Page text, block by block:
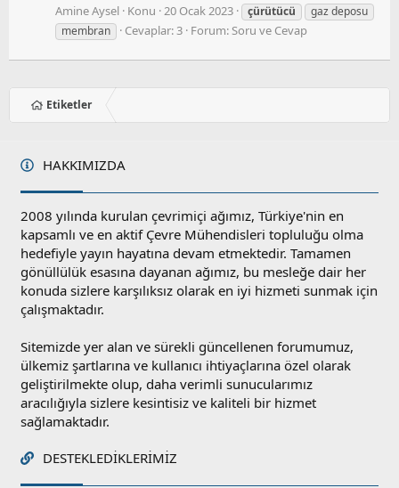
Amine Aysel Konu 20 Ocak 2023 çürütücü
gaz deposu
membran
Cevaplar: 3 Forum:Soru ve Cevap
Etiketler
HAKKIMIZDA
2008 yılında kurulan çevrimiçi ağımız, Türkiye'nin en
kapsamlı ve en aktif Çevre Mühendisleri topluluğu olma
hedefiyle yayın hayatına devam etmektedir. Tamamen
gönüllülük esasına dayanan ağımız, bu mesleğe dair her
konuda sizlere karşılıksız olarak en iyi hizmeti sunmak için
çalışmaktadır.
Sitemizde yer alan ve sürekli güncellenen forumumuz,
ülkemiz şartlarına ve kullanıcı ihtiyaçlarına özel olarak
geliştirilmekte olup, daha verimli sunucularımız
aracılığıyla sizlere kesintisiz ve kaliteli bir hizmet
sağlamaktadır.
DESTEKLEDIKLERIMIZ